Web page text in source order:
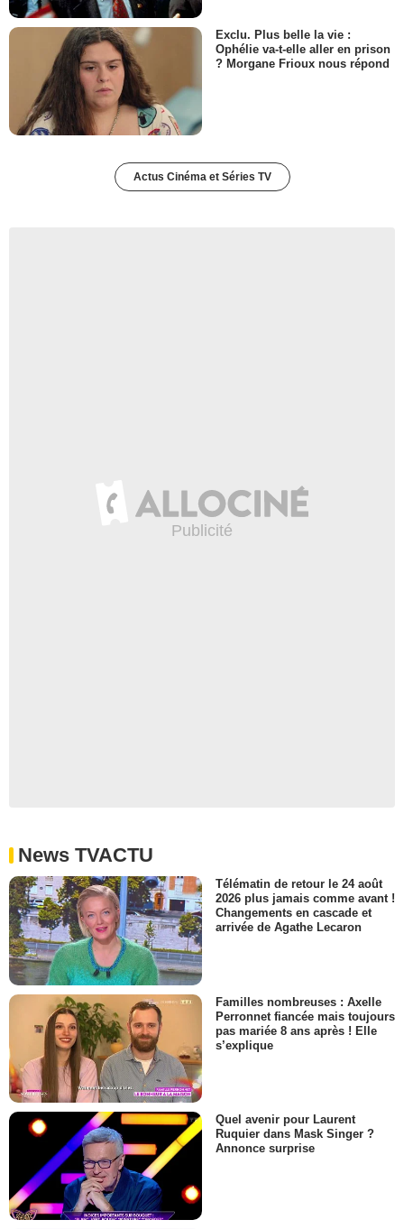
Exclu. Plus belle la vie :
Ophélie va-t-elle aller en prison
? Morgane Frioux nous répond
Actus Cinéma et Séries TV
News TVACTU
Télématin de retour le 24 août
2026 plus jamais comme avant !
Changements en cascade et
arrivée de Agathe Lecaron
Familles nombreuses : Axelle
Perronnet fiancée mais toujours
pas mariée 8 ans après ! Elle
s’explique
Quel avenir pour Laurent
Ruquier dans Mask Singer ?
Annonce surprise